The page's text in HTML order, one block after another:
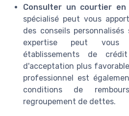
Consulter un courtier en
spécialisé peut vous
des conseils
expertise peut
établissements de
d'acceptation plus
professionnel est
conditions de
regroupement de dettes.